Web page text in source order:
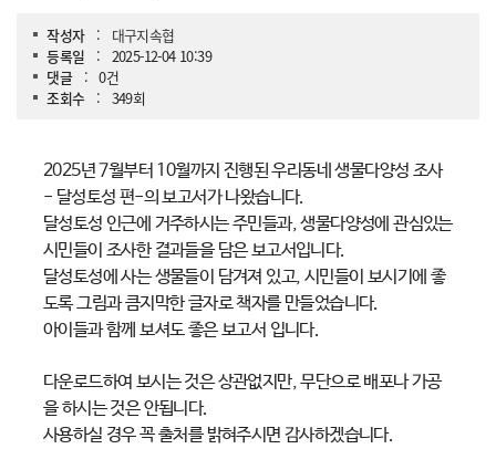
작성자 :
대구지속협
등록일
: 2025-12-04 10:39
댓글
: 0건
조회수 : 349회
2025년 7월부터 10월까지 진행된 우리동네 생물다양성 조사
- 달성토성 편-의 보고서가 나왔습니다.
달성토성 인근에 거주하시는 주민들과, 생물다양성에 관심있는
시민들이 조사한 결과들을 담은 보고서입니다.
달성토성에 사는 생물들이 담겨져 있고, 시민들이 보시기에 좋
도록 그림과 큼지막한 글자로 책자를 만들었습니다.
아이들과 함께 보셔도 좋은 보고서 입니다.
다운로드하여 보시는 것은 상관없지만, 무단으로 배포나 가공
을 하시는 것은 안됩니다.
사용하실 경우 꼭 출처를 밝혀주시면 감사하겠습니다.